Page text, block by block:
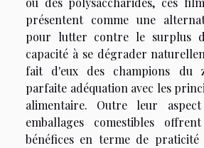
présentent comme une
pour lutter contre le surplus
capacité à se dégrader
fait d'eux des champions du
parfaite adéquation avec les
alimentaire. Outre leur
emballages comestibles
bénéfices en terme de